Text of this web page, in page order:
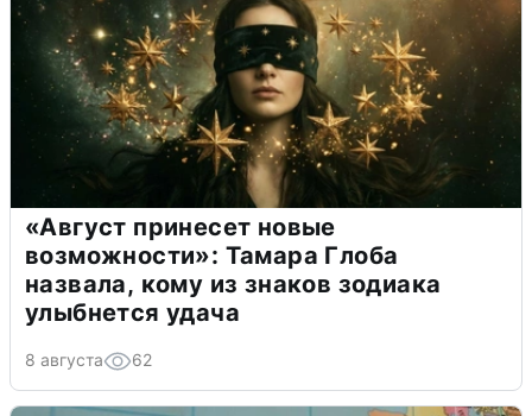
«Август принесет новые
возможности»: Тамара Глоба
назвала, кому из знаков зодиака
улыбнется удача
8 августа 62